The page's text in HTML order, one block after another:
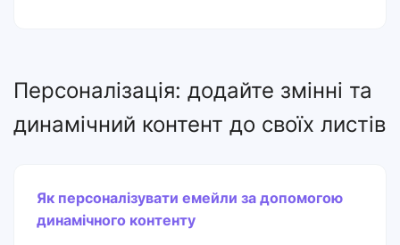
Персоналізація: додайте змінні та
динамічний контент до своїх листів
Як персоналізувати емейли за допомогою
динамічного контенту